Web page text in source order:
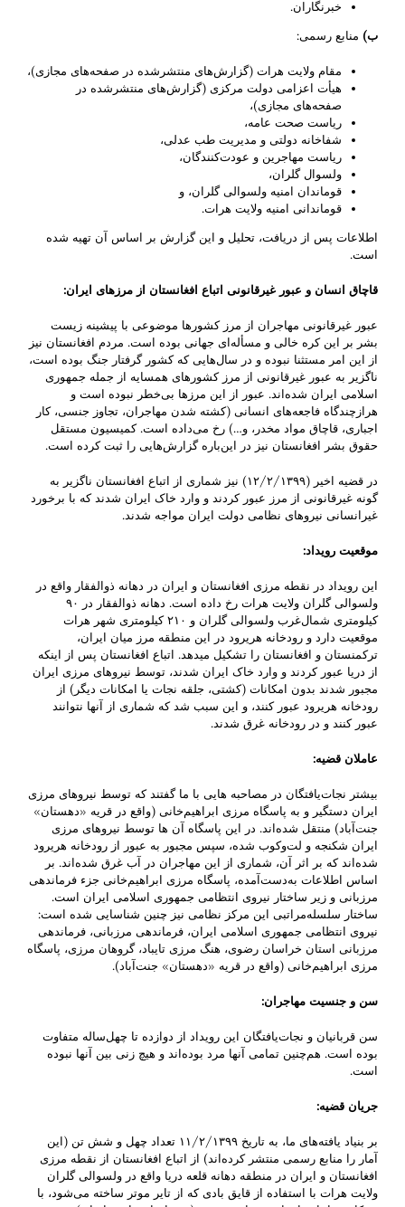
خبرنگاران.
ب) منابع رسمی:
مقام ولایت هرات (گزارش‌های منتشر‌شده در صفحه‌های مجازی)،
هیأت اعزامی دولت مرکزی (گزارش‌های منتشر‌شده در
صفحه‌های مجازی)،
ریاست صحت عامه،
شفاخانه دولتی و مدیریت طب عدلی،
ریاست مهاجرین و عودت‌کنندگان،
ولسوال گلران،
قوماندان امنیه ولسوالی گلران، و
قوماندانی امنیه ولایت هرات.
اطلاعات پس از دریافت، تحلیل‌ و این گزارش بر اساس آن تهیه شده
است.
قاچاق انسان و عبور غیرقانونی اتباع افغانستان از مرزهای ایران:
عبور غیر‌قانونی مهاجران از مرز‌ کشورها موضوعی با پیشینه زیست
بشر بر این کره خالی و مسأله‌ای جهانی ‌بوده است. مردم افغانستان نیز
از این امر مستثنا نبوده و در ‌سال‌هایی که کشور گرفتار جنگ بوده است،
ناگزیر به عبور غیرقانونی از مرز‌ کشورهای همسایه از جمله ‌جمهوری
اسلامی ایران شده‌اند. عبور از این مرزها ‌بی‌خطر نبوده است و
هر‌از‌چندگاه‌ فاجعه‌های انسانی (کشته شدن مهاجران، تجاوز جنسی، کار
اجباری، قاچاق مواد مخدر، و‌…) رخ می‌داده است. ‌کمیسیون مستقل
حقوق بشر افغانستان نیز در این‌باره گزارش‌هایی را ثبت کرده است.
در قضیه اخیر (۱۲/۲/۱۳۹۹) نیز شماری از اتباع افغانستان ناگزیر به
گونه غیر‌قانونی از مرز عبور کردند و وارد خاک ایران شدند که با برخورد
غیر‌انسانی نیروهای نظامی دولت ایران مواجه شد‌ند.
موقعیت رویداد:
این رویداد در نقطه مرزی افغانستان و ایران در دهانه ذوالفقار واقع در
ولسوالی گلران ولایت هرات رخ داده است. ‌دهانه ذوالفقار در ۹۰
کیلومتری شمال‌غرب ولسوالی گلران و ۲۱۰ کیلومتری شهر هرات
موقعیت دارد و رودخانه هریرود در این منطقه مرز میان ایران،
ترکمنستان و افغانستان را تشکیل می­دهد. اتباع افغانستان پس از اینکه
از دریا عبور کردند و وارد خاک ایران شدند، توسط نیروهای مرزی ایران
مجبور شدند بدون امکانات (کشتی، جلقه نجات ‌یا امکانات دیگر) از
رودخانه هریرود عبور کنند، و این سبب شد که شماری از آنها نتوانند‌
عبور کنند و در رودخانه غرق شدند.
عاملان ‌قضیه:
بیشتر نجات‌یافتگان در مصاحبه ­هایی با ما ‌گفتند که ‌توسط نیروهای مرزی
ایران دستگیر و به پاسگاه مرزی ابراهیم‌خانی (واقع در قریه «دهستان»
جنت‌آباد) منتقل شده‌اند. در این پاسگاه آن ها توسط نیروهای مرزی
ایران ‌شکنجه و لت‌و‌کوب‌ شده، ‌سپس ‌مجبور به عبور ‌از ‌رودخانه هریرود
شده‌اند که بر اثر آن، شماری از این مهاجران در آب غرق شده‌اند. بر
اساس اطلاعات به‌دست‌آمده، ‌پاسگاه مرزی ابراهیم‌خانی جزء فرماندهی
مرزبانی و زیر‌ ساختار نیروی انتظامی جمهوری اسلامی ایران‌ است.
ساختار سلسله‌مراتبی این مرکز نظامی نیز چنین شناسایی شده است:
نیروی انتظامی جمهوری اسلامی ایران، فرماندهی مرزبانی، فرماندهی
مرزبانی استان خراسان رضوی، هنگ مرزی تایباد، گروهان مرزی، پاسگاه
مرزی ابراهیم‌خانی (واقع در قریه «دهستان» جنت‌آباد).
سن و جنسیت مهاجران:
سن قربانیان و نجات‌یافتگان این رویداد از دوازده‌ ‌تا‌ چهل‌ساله متفاوت
‌بوده است. هم‌چنین تمامی آنها مرد بوده‌اند و هیچ زنی بین آنها نبوده
است.
جریان قضیه:
بر بنیاد یافته‌های ما، به تاریخ ۱۱/۲/۱۳۹۹ ‌تعداد چهل و شش تن (این
آمار را منابع رسمی منتشر کرده‌اند) از اتباع افغانستان از نقطه مرزی
افغانستان و ایران در منطقه دهانه قلعه دریا واقع در ولسوالی گلران
ولایت هرات با استفاده از قایق بادی که از تایر موتر ساخته می‌شود، با